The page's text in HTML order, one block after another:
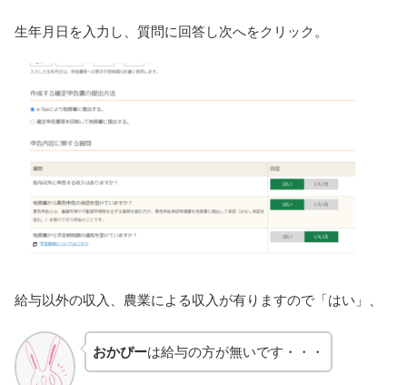
生年月日を入力し、質問に回答し次へをクリック。
給与以外の収入、農業による収入が有りますので「はい」、
おかぴーは給与の方が無いです・・・